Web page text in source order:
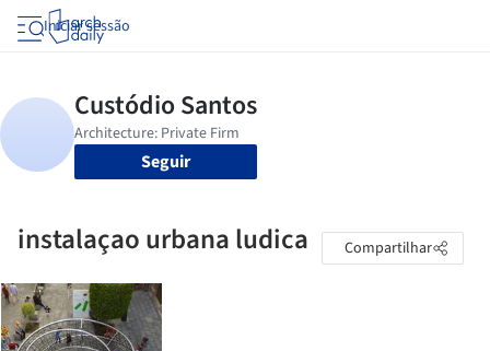
Iniciar sessão
Seguir
instalaçao urbana ludica Compartilhar